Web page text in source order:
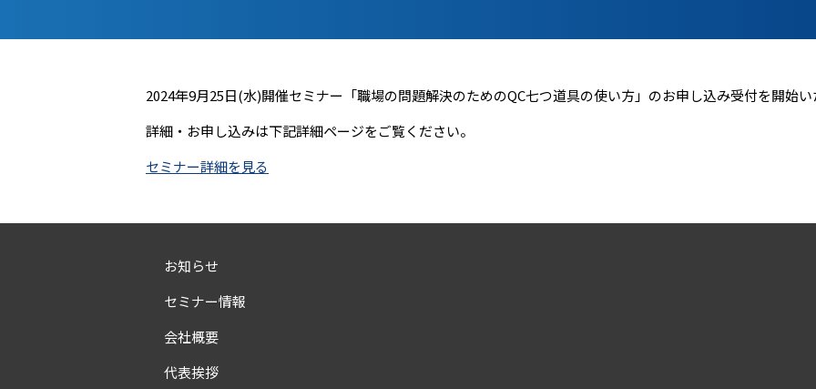
2024年9月25日(水)開催セミナー「職場の問題解決のためのQC七つ道具の使い方」のお申し込み受付を開始い
詳細・お申し込みは下記詳細ページをご覧ください。
セミナー詳細を見る
お知らせ
セミナー情報
会社概要
代表挨拶